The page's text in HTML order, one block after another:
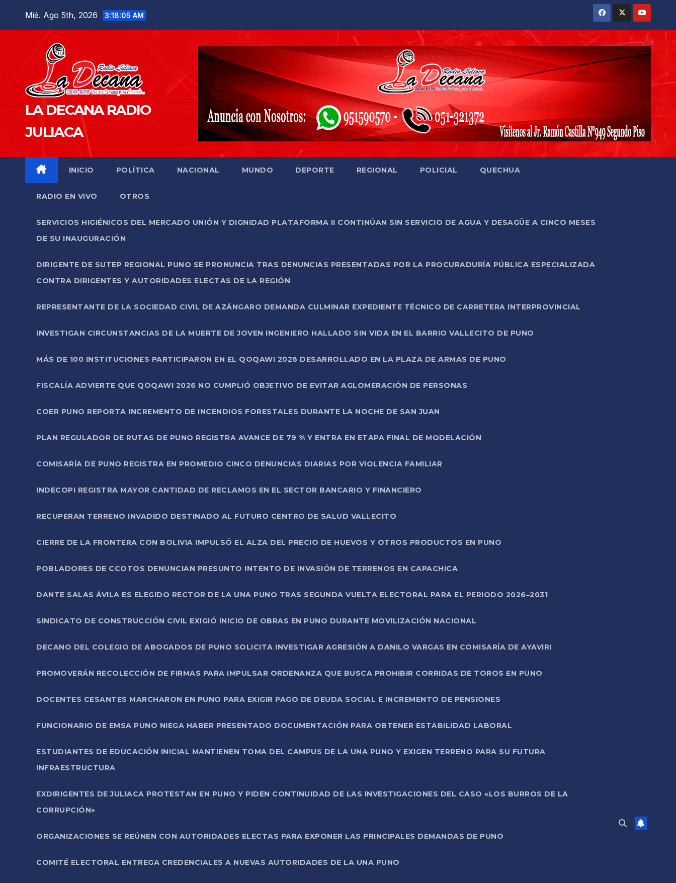
Mié. Ago 5th, 2026 3:18:07 AM
LA DECANA RADIO
JULIACA
INICIO POLÍTICA NACIONAL MUNDO DEPORTE REGIONAL POLICIAL QUECHUA
RADIO EN VIVO OTROS
SERVICIOS HIGIÉNICOS DEL MERCADO UNIÓN Y DIGNIDAD PLATAFORMA II CONTINÚAN SIN SERVICIO DE AGUA Y DESAGÜE A CINCO MESES
DE SU INAUGURACIÓN
DIRIGENTE DE SUTEP REGIONAL PUNO SE PRONUNCIA TRAS DENUNCIAS PRESENTADAS POR LA PROCURADURÍA PÚBLICA ESPECIALIZADA
CONTRA DIRIGENTES Y AUTORIDADES ELECTAS DE LA REGIÓN
REPRESENTANTE DE LA SOCIEDAD CIVIL DE AZÁNGARO DEMANDA CULMINAR EXPEDIENTE TÉCNICO DE CARRETERA INTERPROVINCIAL
INVESTIGAN CIRCUNSTANCIAS DE LA MUERTE DE JOVEN INGENIERO HALLADO SIN VIDA EN EL BARRIO VALLECITO DE PUNO
MÁS DE 100 INSTITUCIONES PARTICIPARON EN EL QOQAWI 2026 DESARROLLADO EN LA PLAZA DE ARMAS DE PUNO
FISCALÍA ADVIERTE QUE QOQAWI 2026 NO CUMPLIÓ OBJETIVO DE EVITAR AGLOMERACIÓN DE PERSONAS
COER PUNO REPORTA INCREMENTO DE INCENDIOS FORESTALES DURANTE LA NOCHE DE SAN JUAN
PLAN REGULADOR DE RUTAS DE PUNO REGISTRA AVANCE DE 79 % Y ENTRA EN ETAPA FINAL DE MODELACIÓN
COMISARÍA DE PUNO REGISTRA EN PROMEDIO CINCO DENUNCIAS DIARIAS POR VIOLENCIA FAMILIAR
INDECOPI REGISTRA MAYOR CANTIDAD DE RECLAMOS EN EL SECTOR BANCARIO Y FINANCIERO
RECUPERAN TERRENO INVADIDO DESTINADO AL FUTURO CENTRO DE SALUD VALLECITO
CIERRE DE LA FRONTERA CON BOLIVIA IMPULSÓ EL ALZA DEL PRECIO DE HUEVOS Y OTROS PRODUCTOS EN PUNO
POBLADORES DE CCOTOS DENUNCIAN PRESUNTO INTENTO DE INVASIÓN DE TERRENOS EN CAPACHICA
DANTE SALAS ÁVILA ES ELEGIDO RECTOR DE LA UNA PUNO TRAS SEGUNDA VUELTA ELECTORAL PARA EL PERIODO 2026–2031
SINDICATO DE CONSTRUCCIÓN CIVIL EXIGIÓ INICIO DE OBRAS EN PUNO DURANTE MOVILIZACIÓN NACIONAL
DECANO DEL COLEGIO DE ABOGADOS DE PUNO SOLICITA INVESTIGAR AGRESIÓN A DANILO VARGAS EN COMISARÍA DE AYAVIRI
PROMOVERÁN RECOLECCIÓN DE FIRMAS PARA IMPULSAR ORDENANZA QUE BUSCA PROHIBIR CORRIDAS DE TOROS EN PUNO
DOCENTES CESANTES MARCHARON EN PUNO PARA EXIGIR PAGO DE DEUDA SOCIAL E INCREMENTO DE PENSIONES
FUNCIONARIO DE EMSA PUNO NIEGA HABER PRESENTADO DOCUMENTACIÓN PARA OBTENER ESTABILIDAD LABORAL
ESTUDIANTES DE EDUCACIÓN INICIAL MANTIENEN TOMA DEL CAMPUS DE LA UNA PUNO Y EXIGEN TERRENO PARA SU FUTURA
INFRAESTRUCTURA
EXDIRIGENTES DE JULIACA PROTESTAN EN PUNO Y PIDEN CONTINUIDAD DE LAS INVESTIGACIONES DEL CASO «LOS BURROS DE LA
CORRUPCIÓN»
ORGANIZACIONES SE REÚNEN CON AUTORIDADES ELECTAS PARA EXPONER LAS PRINCIPALES DEMANDAS DE PUNO
COMITÉ ELECTORAL ENTREGA CREDENCIALES A NUEVAS AUTORIDADES DE LA UNA PUNO